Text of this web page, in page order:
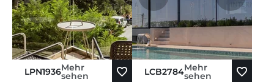
LPN1936Mehr
sehen LCB2784Mehr
sehen